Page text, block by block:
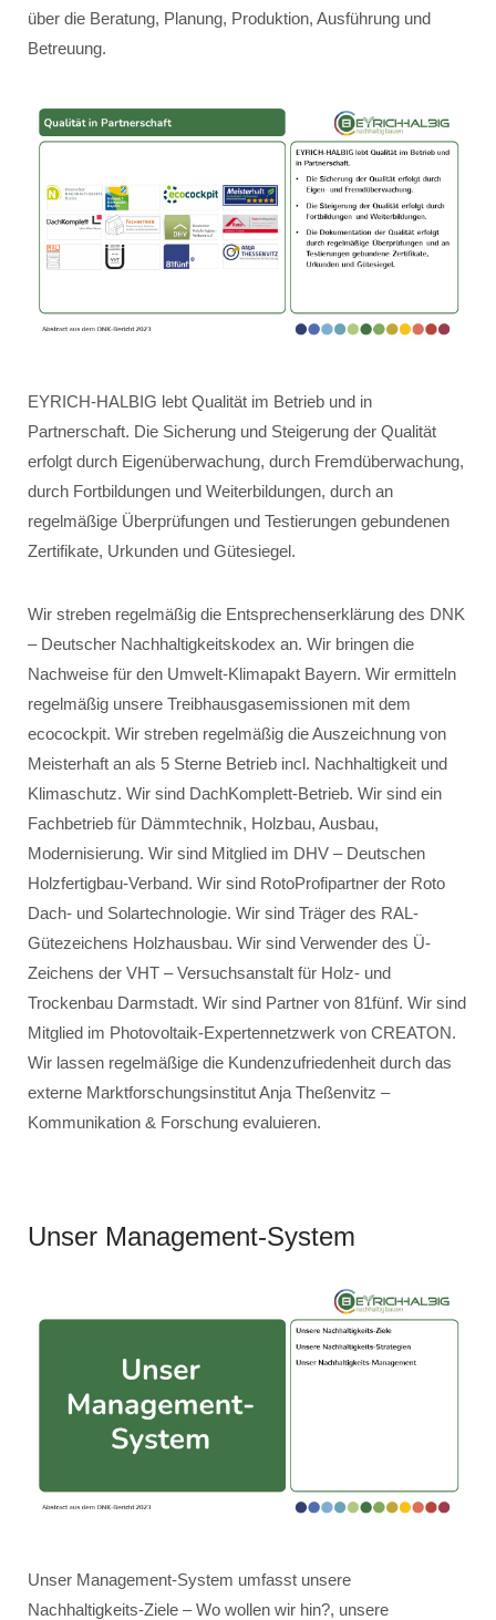
über die Beratung, Planung, Produktion, Ausführung und
Betreuung.
EYRICH-HALBIG lebt Qualität im Betrieb und in
Partnerschaft. Die Sicherung und Steigerung der Qualität
erfolgt durch Eigenüberwachung, durch Fremdüberwachung,
durch Fortbildungen und Weiterbildungen, durch an
regelmäßige Überprüfungen und Testierungen gebundenen
Zertifikate, Urkunden und Gütesiegel.
Wir streben regelmäßig die Entsprechenserklärung des DNK
– Deutscher Nachhaltigkeitskodex an. Wir bringen die
Nachweise für den Umwelt-Klimapakt Bayern. Wir ermitteln
regelmäßig unsere Treibhausgasemissionen mit dem
ecocockpit. Wir streben regelmäßig die Auszeichnung von
Meisterhaft an als 5 Sterne Betrieb incl. Nachhaltigkeit und
Klimaschutz. Wir sind DachKomplett-Betrieb. Wir sind ein
Fachbetrieb für Dämmtechnik, Holzbau, Ausbau,
Modernisierung. Wir sind Mitglied im DHV – Deutschen
Holzfertigbau-Verband. Wir sind RotoProfipartner der Roto
Dach- und Solartechnologie. Wir sind Träger des RAL-
Gütezeichens Holzhausbau. Wir sind Verwender des Ü-
Zeichens der VHT – Versuchsanstalt für Holz- und
Trockenbau Darmstadt. Wir sind Partner von 81fünf. Wir sind
Mitglied im Photovoltaik-Expertennetzwerk von CREATON.
Wir lassen regelmäßige die Kundenzufriedenheit durch das
externe Marktforschungsinstitut Anja Theßenvitz –
Kommunikation & Forschung evaluieren.
Unser Management-System
Unser Management-System umfasst unsere
Nachhaltigkeits-Ziele – Wo wollen wir hin?, unsere